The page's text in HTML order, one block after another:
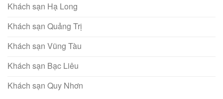
Khách sạn Hạ Long
Khách sạn Quảng Trị
Khách sạn Vũng Tàu
Khách sạn Bạc Liêu
Khách sạn Quy Nhơn